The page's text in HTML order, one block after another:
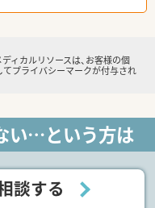
ィカルリソースは、お客様の個
プライバシーマークが付与され
い…という方は
談する